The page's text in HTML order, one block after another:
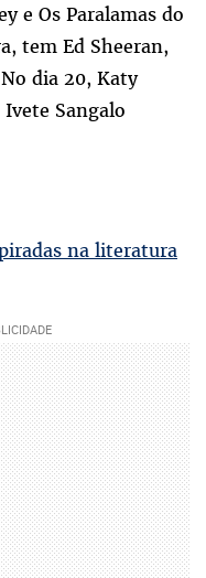
e Os Paralamas do
tem Ed Sheeran,
dia 20, Katy
Sangalo
na literatura